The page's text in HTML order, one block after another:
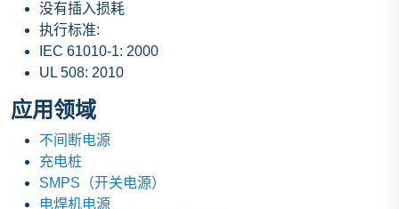
没有插入损耗
执行标准:
IEC 61010-1: 2000
UL 508: 2010
应用领域
不间断电源
充电桩
SMPS（开关电源）
电焊机电源